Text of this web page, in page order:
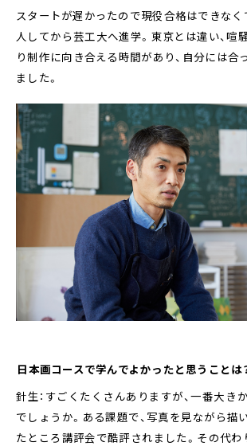
スタートが遅かったので現役合格はできなく
人してから芸工大へ進学。東京とは違い、喧
り制作に向き合える時間があり、自分には合
ました。
――日本画コースで学んでよかったと思うことは
針生：すごくたくさんありますが、一番大き
でしょうか。ある課題で、写真を見ながら描
たところ講評会で酷評されました。その代わ